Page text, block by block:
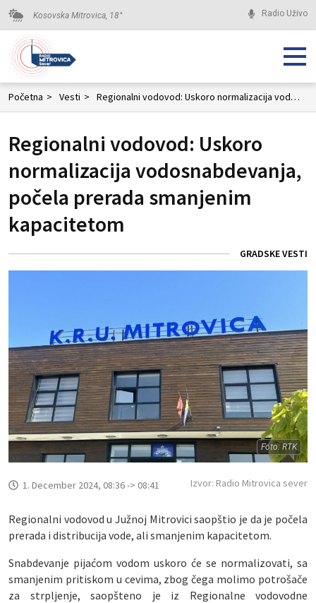
Kosovska Mitrovica, 18° Radio Uživo
Početna > Vesti > Regionalni vodovod: Uskoro normalizacija vodosnabdevanja, počela prerada smanjenim kapacitetom
Regionalni vodovod: Uskoro
normalizacija vodosnabdevanja,
počela prerada smanjenim
kapacitetom
GRADSKE VESTI
Foto: RTK
1. December 2024, 08:36 -> 08:41 Izvor: Radio Mitrovica sever
Regionalni vodovod u Južnoj Mitrovici saopštio je da je počela
prerada i distribucija vode, ali smanjenim kapacitetom.
Snabdevanje pijaćom vodom uskoro će se normalizovati, sa
smanjenim pritiskom u cevima, zbog čega molimo potrošače
za strpljenje, saopšteno je iz Regionalne vodovodne